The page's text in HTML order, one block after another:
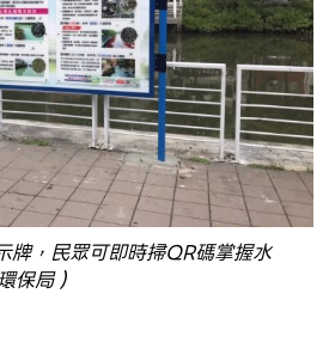
，民眾可即時掃QR碼掌握水
保局）